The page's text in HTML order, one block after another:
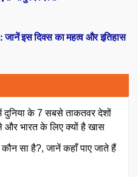
इस दिवस का महत्व और इतिहास
के 7 सबसे ताकतवर देशों
भारत के लिए क्यों है खास
सा है?, जानें कहाँ पाए जाते हैं